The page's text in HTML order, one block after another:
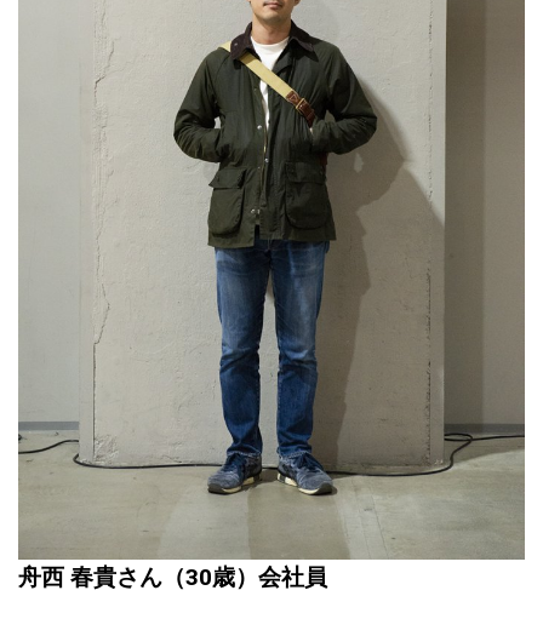
舟西 春貴さん（30歳）会社員